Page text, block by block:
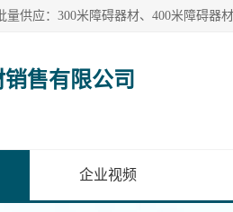
售有限公司
企业视频